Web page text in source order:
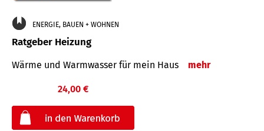
ENERGIE, BAUEN + WOHNEN
Ratgeber Heizung
Wärme und Warmwasser für mein Haus mehr
24,00 €